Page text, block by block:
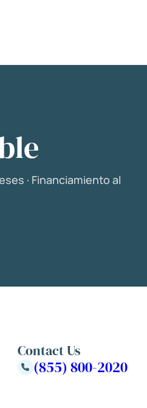
· Financiamiento al
Contact Us
(855) 800-2020